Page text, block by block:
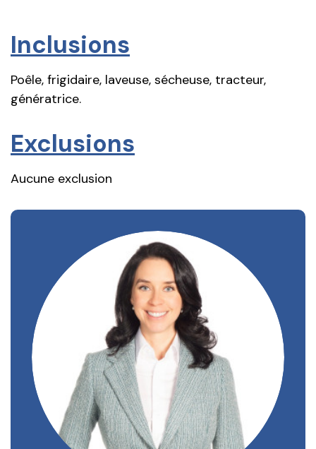
Inclusions
Poêle, frigidaire, laveuse, sécheuse, tracteur,
génératrice.
Exclusions
Aucune exclusion